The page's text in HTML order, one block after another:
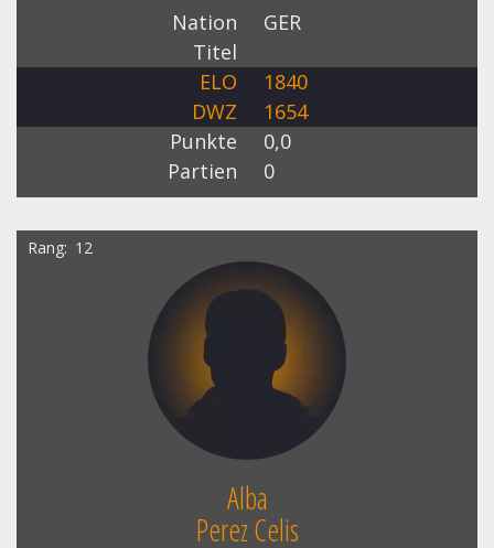
Nation
GER
Titel
ELO
1840
DWZ
1654
Punkte
0,0
Partien
0
Rang 12
Alba
Perez Celis